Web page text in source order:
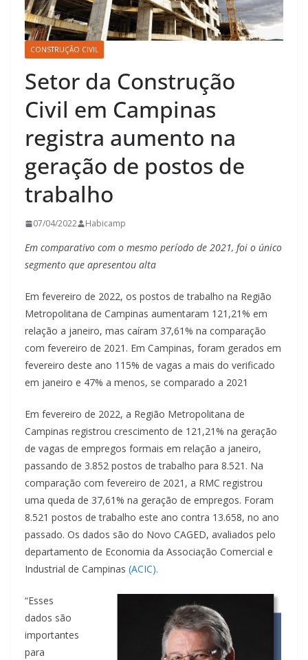
CONSTRUÇÃO CIVIL
Setor da Construção
Civil em Campinas
registra aumento na
geração de postos de
trabalho
07/04/2022 Habicamp
Em comparativo com o mesmo período de 2021, foi o único
segmento que apresentou alta
Em fevereiro de 2022, os postos de trabalho na Região
Metropolitana de Campinas aumentaram 121,21% em
relação a janeiro, mas caíram 37,61% na comparação
com fevereiro de 2021. Em Campinas, foram gerados em
fevereiro deste ano 115% de vagas a mais do verificado
em janeiro e 47% a menos, se comparado a 2021
Em fevereiro de 2022, a Região Metropolitana de
Campinas registrou crescimento de 121,21% na geração
de vagas de empregos formais em relação a janeiro,
passando de 3.852 postos de trabalho para 8.521. Na
comparação com fevereiro de 2021, a RMC registrou
uma queda de 37,61% na geração de empregos. Foram
8.521 postos de trabalho este ano contra 13.658, no ano
passado. Os dados são do Novo CAGED, avaliados pelo
departamento de Economia da Associação Comercial e
Industrial de Campinas (ACIC).
“Esses
dados são
importantes
para